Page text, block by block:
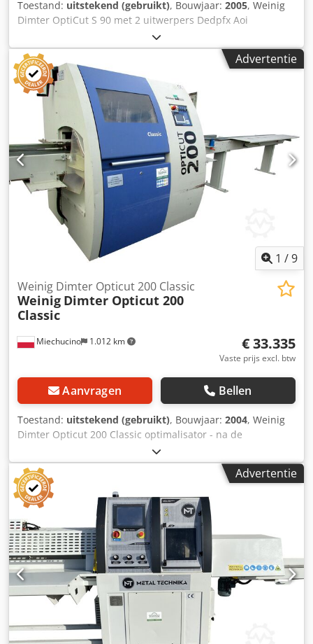
Toestand: uitstekend (gebruikt), Bouwjaar: 2005, Weinig
Dimter OptiCut S 90 met 2 uitwerpers Dedpfx Aoi
Apgmsfnock - gereviseerd - Gemaakt in Duitsland -
bouwjaar 2005 TECHNISCHE SPECIFICATIES maximale
snijlengte 4500 mm max. breedte 360 mm max. hoogte 160
mm automatische lengtemeting optimalisatie in 4
kwaliteitsklassen totaal vermogen 13 kW vermogen
bladmotor 7. 5 kW pneumatische zij- en bovendruk
bladdiameter max. 500 mm OptiCom Assist
besturingssysteem ontvangsttransportband 5600 mm twee
uitwerpers totale lengte 13 m Printer voor het markeren
van onderdelen snijnauwkeurigheid +/- 0,5 mm
transportafmetingen (L/W/H) 600/240/190 cm gewicht ~
1800 kg
Advertentie
1 /9
Miechucino 1.012 km
Weinig Dimter Opticut 200 Classic
Weinig Dimter Opticut 200
Classic
€ 33.335
Vaste prijs excl. btw
Aanvragen Bellen
Toestand: uitstekend (gebruikt), Bouwjaar: 2004, Weinig
Dimter Opticut 200 Classic optimalisator - na de
technische evaluatie - productiejaar 2004 - verklaring van
overeenstemming, DTR - Duitse productie TECHNISCHE
PARAMETERS: min./max. inlooplengte van het element
800/3500 mm min./max. invoerbreedte van het element
80/200 mm min./max. dikte invoerelement 12/80 mm
houtsoort hard / zacht streepje snijden houtclassificatie
max. aanvoersnelheid 120 m / min versnelling 5 m / s
diameter zaagblad fi 500 mm diameter zaaggat 30 mm
zaagspiltoerental 4600 U / min duur van 1 cyclus 0,7 - 1,2
sec een aangedreven transportband aan de ingang en een
markeerstation met zijtafels voor twee markeerders
transportband totaal vermogen 15 kW lengtemeting -
fluorescentiecamera voor 3 kwaliteiten ontvangststation -
transportband volledige optimalisatie totale lengte 8300
Advertentie